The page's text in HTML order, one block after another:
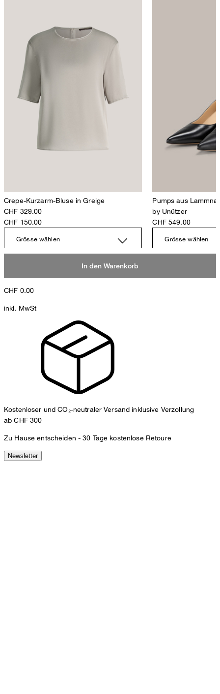
Crepe-Kurzarm-Bluse in Greige
CHF 329.00
CHF 150.00
Grösse wählen
Pumps aus
by Unützer
CHF 549.00
Grösse wählen
In den Warenkorb
CHF 0.00
inkl. MwSt
Kostenloser und CO₂-neutraler Versand inklusive Verzollung
ab CHF 300
Zu Hause entscheiden -30 Tage kostenlose Retoure
Newsletter